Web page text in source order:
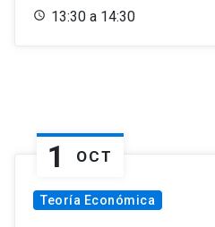
13:30 a 14:30
1 OCT
Teoría Económica